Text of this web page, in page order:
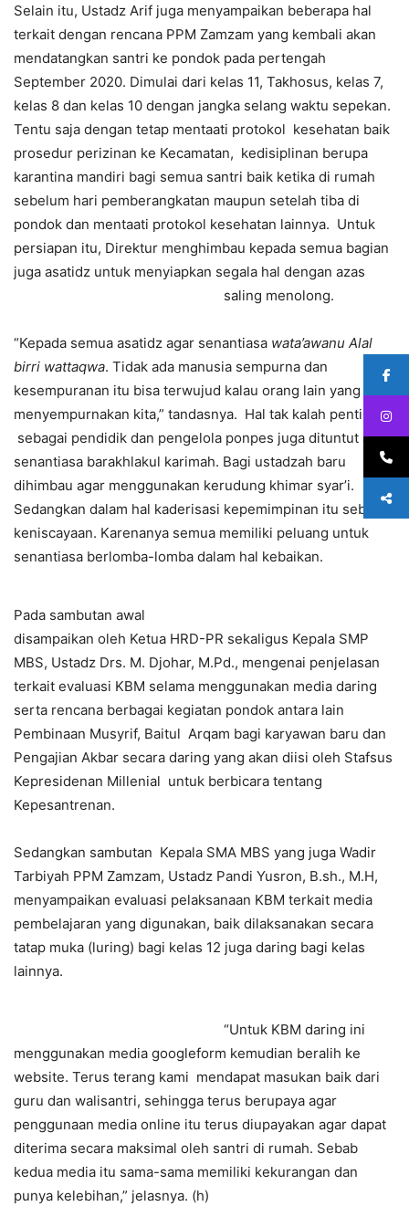
Selain itu, Ustadz Arif juga menyampaikan beberapa hal
terkait dengan rencana PPM Zamzam yang kembali akan
mendatangkan santri ke pondok pada pertengah
September 2020. Dimulai dari kelas 11, Takhosus, kelas 7,
kelas 8 dan kelas 10 dengan jangka selang waktu sepekan.
Tentu saja dengan tetap mentaati protokol kesehatan baik
prosedur perizinan ke Kecamatan, kedisiplinan berupa
karantina mandiri bagi semua santri baik ketika di rumah
sebelum hari pemberangkatan maupun setelah tiba di
pondok dan mentaati protokol kesehatan lainnya. Untuk
persiapan itu, Direktur menghimbau kepada semua bagian
juga asatidz untuk menyiapkan segala hal dengan azas
saling menolong.
“Kepada semua asatidz agar senantiasa wata’awanu Alal
birri wattaqwa. Tidak ada manusia sempurna dan
kesempuranan itu bisa terwujud kalau orang lain yang turut
menyempurnakan kita,” tandasnya. Hal tak kalah penting,
sebagai pendidik dan pengelola ponpes juga dituntut agar
senantiasa barakhlakul karimah. Bagi ustadzah baru
dihimbau agar menggunakan kerudung khimar syar’i.
Sedangkan dalam hal kaderisasi kepemimpinan itu sebuah
keniscayaan. Karenanya semua memiliki peluang untuk
senantiasa berlomba-lomba dalam hal kebaikan.
Pada sambutan awal
disampaikan oleh Ketua HRD-PR sekaligus Kepala SMP
MBS, Ustadz Drs. M. Djohar, M.Pd., mengenai penjelasan
terkait evaluasi KBM selama menggunakan media daring
serta rencana berbagai kegiatan pondok antara lain
Pembinaan Musyrif, Baitul Arqam bagi karyawan baru dan
Pengajian Akbar secara daring yang akan diisi oleh Stafsus
Kepresidenan Millenial untuk berbicara tentang
Kepesantrenan.
Sedangkan sambutan Kepala SMA MBS yang juga Wadir
Tarbiyah PPM Zamzam, Ustadz Pandi Yusron, B.sh., M.H,
menyampaikan evaluasi pelaksanaan KBM terkait media
pembelajaran yang digunakan, baik dilaksanakan secara
tatap muka (luring) bagi kelas 12 juga daring bagi kelas
lainnya.
“Untuk KBM daring ini
menggunakan media googleform kemudian beralih ke
website. Terus terang kami mendapat masukan baik dari
guru dan walisantri, sehingga terus berupaya agar
penggunaan media online itu terus diupayakan agar dapat
diterima secara maksimal oleh santri di rumah. Sebab
kedua media itu sama-sama memiliki kekurangan dan
punya kelebihan,” jelasnya. (h)